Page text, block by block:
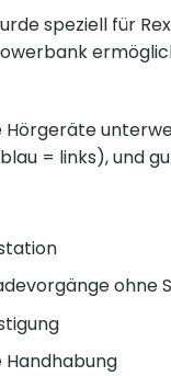
speziell für
= links), und
ohne
Handhabung